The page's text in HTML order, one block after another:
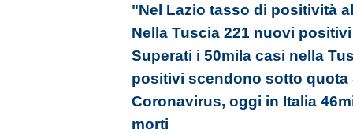
"Nel Lazio tasso di positività
Nella Tuscia 221 nuovi
Superati i 50mila casi nella
positivi scendono sotto quota
Coronavirus, oggi in Italia
morti